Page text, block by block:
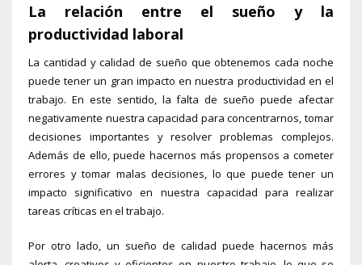
La relación entre el sueño y la
productividad laboral
La cantidad y calidad de sueño que obtenemos cada noche
puede tener un gran impacto en nuestra productividad en el
trabajo. En este sentido, la falta de sueño puede afectar
negativamente nuestra capacidad para concentrarnos, tomar
decisiones importantes y resolver problemas complejos.
Además de ello, puede hacernos más propensos a cometer
errores y tomar malas decisiones, lo que puede tener un
impacto significativo en nuestra capacidad para realizar
tareas críticas en el trabajo.
Por otro lado, un sueño de calidad puede hacernos más